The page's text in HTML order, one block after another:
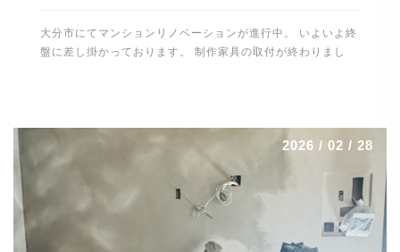
大分市にてマンションリノベーションが進行中。 いよいよ終
盤に差し掛かっております。 制作家具の取付が終わりまし
後の大物はキッチンの施工。 トーヨーキッチンを据えればあ
とはメンテナンスとなります。 養生をはずすのが楽しみで
す。 最後まで丁寧に頑張りたいと思います。 では、明日も
ご安全に。 よろしくお願いします。 河野
2026 / 02 / 28